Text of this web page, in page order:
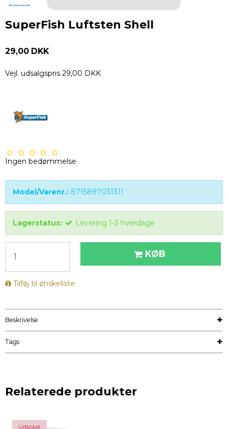
SuperFish Luftsten Shell
29,00 DKK
Vejl. udsalgspris 29,00 DKK
Ingen bedømmelse
Model/Varenr.: 8715897031311
Lagerstatus: Levering 1-3 hverdage
KØB
Tilføj til ønskeliste
Beskrivelse
Tags
Relaterede produkter
Udsolgt